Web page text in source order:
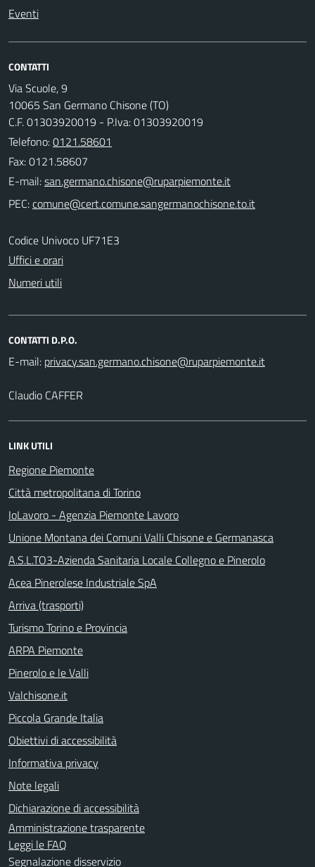
Eventi
CONTATTI
Via Scuole, 9
10065 San Germano Chisone (TO)
C.F. 01303920019 - P.Iva: 01303920019
Telefono:0121.58601
Fax: 0121.58607
E-mail:
PEC:
Codice Univoco UF71E3
Uffici e orari
Numeri utili
CONTATTI D.P.O.
E-mail:
Claudio CAFFER
LINK UTILI
Regione Piemonte
Città metropolitana di Torino
IoLavoro - Agenzia Piemonte Lavoro
Unione Montana dei Comuni Valli Chisone e Germanasca
A.S.L.TO3-Azienda Sanitaria Locale Collegno e Pinerolo
Acea Pinerolese Industriale SpA
Arriva (trasporti)
Turismo Torino e Provincia
ARPA Piemonte
Pinerolo e le Valli
Valchisone.it
Piccola Grande Italia
Obiettivi di accessibilità
Informativa privacy
Note legali
Dichiarazione di accessibilità
Amministrazione trasparente
Leggi le FAQ
Segnalazione disservizio